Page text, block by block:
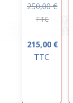
250,00€
TTC
215,00 €
TTC